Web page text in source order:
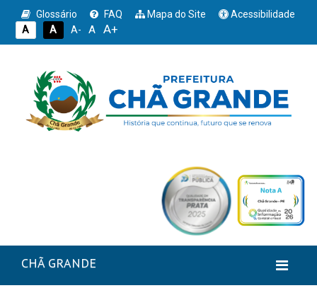
Glossário FAQ Mapa do Site
Acessibilidade
A
A A- A A+
CHÃ GRANDE